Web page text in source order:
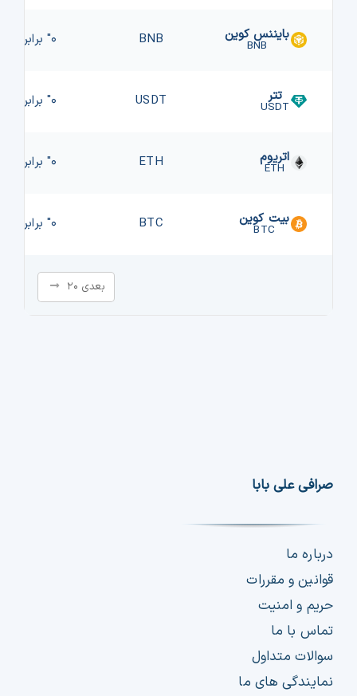
بایننس کوین
BNB
BNB ۰" برابر "
تتر
USDT
USDT ۰" برابر "
اتریوم
ETH
ETH ۰" برابر "
بیت کوین
BTC
BTC ۰" برابر "
بعدی ۲۰
صرافی علی بابا
درباره ما
قوانین و مقررات
حریم و امنیت
تماس با ما
سوالات متداول
نمایندگی های ما